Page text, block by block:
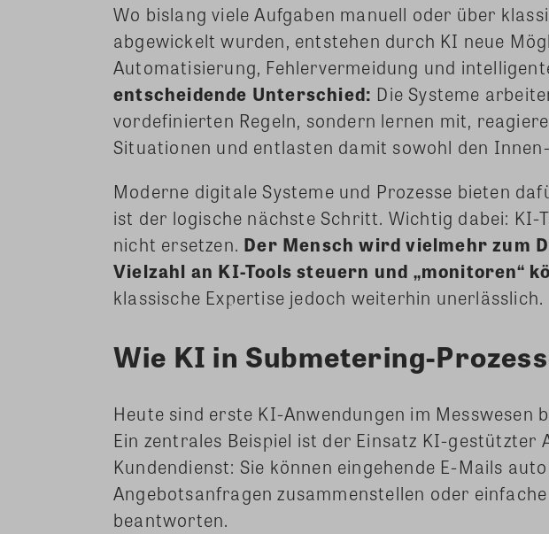
Wo bislang viele Aufgaben manuell oder über
abgewickelt wurden, entstehen durch KI neue
Automatisierung, Fehlervermeidung und
entscheidende Unterschied: Die Systeme
vordefinierten Regeln, sondern lernen mit,
Situationen und entlasten damit sowohl den
Moderne digitale Systeme und Prozesse bieten
ist der logische nächste Schritt. Wichtig dabei: KI-
nicht ersetzen. Der Mensch wird vielmehr zum
Vielzahl an KI-Tools steuern und „monitoren“
klassische Expertise jedoch weiterhin unerlässlich.
Wie KI in Submetering-
Heute sind erste KI-Anwendungen im Messwesen
Ein zentrales Beispiel ist der Einsatz KI-gestützter
Kundendienst: Sie können eingehende E-Mails
Angebotsanfragen zusammenstellen oder
beantworten.